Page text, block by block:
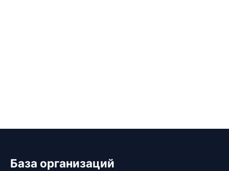
База организаций